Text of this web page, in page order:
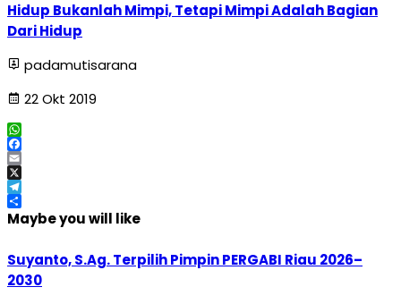
Hidup Bukanlah Mimpi, Tetapi Mimpi Adalah Bagian
Dari Hidup
padamutisarana
22 Okt 2019
WhatsApp
Facebook
Email
X
Telegram
Share
Maybe you will like
Suyanto, S.Ag. Terpilih Pimpin PERGABI Riau 2026–
2030